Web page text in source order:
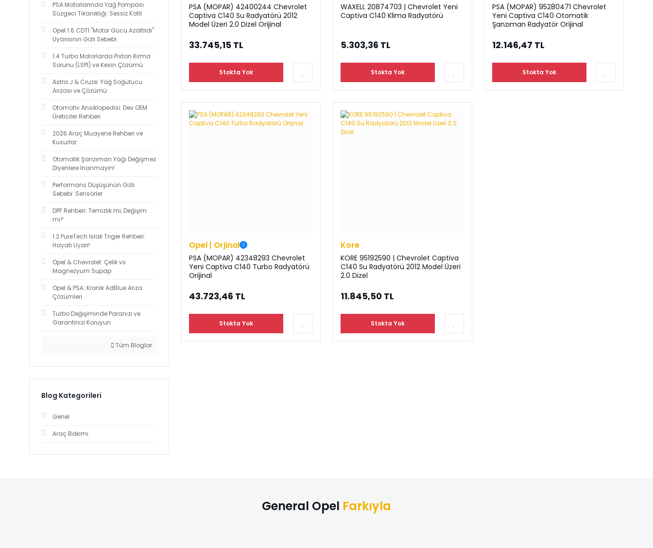
PSA Motorlarında Yağ Pompası
Süzgeci Tıkanıklığı: Sessiz Katil
Opel 1.6 CDTI "Motor Gücü Azaltıldı"
Uyarısının Gizli Sebebi
1.4 Turbo Motorlarda Piston Kırma
Sorunu (LSPI) ve Kesin Çözümü
Astra J & Cruze: Yağ Soğutucu
Arızası ve Çözümü
Otomotiv Ansiklopedisi: Dev OEM
Üreticiler Rehberi
2026 Araç Muayene Rehberi ve
Kusurlar
Otomatik Şanzıman Yağı Değişmez
Diyenlere İnanmayın!
Performans Düşüşünün Gizli
Sebebi: Sensörler
DPF Rehberi: Temizlik mi, Değişim
mi?
1.2 PureTech Islak Triger Rehberi:
Hayati Uyarı!
Opel & Chevrolet: Çelik vs
Magnezyum Supap
Opel & PSA: Kronik AdBlue Arıza
Çözümleri
Turbo Değişiminde Paranızı ve
Garantinizi Koruyun
Tüm Bloglar
Blog Kategorileri
Genel
Araç Bakımı
PSA (MOPAR) 42400244 Chevrolet
Captiva C140 Su Radyatörü 2012
Model Üzeri 2.0 Dizel Orijinal
33.745,15 TL
Stokta Yok
WAXELL 20874703 | Chevrolet Yeni
Captiva C140 Klima Radyatörü
5.303,36 TL
Stokta Yok
PSA (MOPAR) 95280471 Chevrolet
Yeni Captiva C140 Otomatik
Şanzıman Radyatör Orijinal
12.146,47 TL
Stokta Yok
Opel | Orjinal
PSA (MOPAR) 42348293 Chevrolet
Yeni Captiva C140 Turbo Radyatörü
Orijinal
43.723,46 TL
Stokta Yok
Kore
KORE 95192590 | Chevrolet Captiva
C140 Su Radyatörü 2012 Model Üzeri
2.0 Dizel
11.845,50 TL
Stokta Yok
General Opel Farkıyla